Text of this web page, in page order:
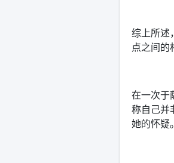
综上所述
点之间的
在一次于
称自己并
她的怀疑。